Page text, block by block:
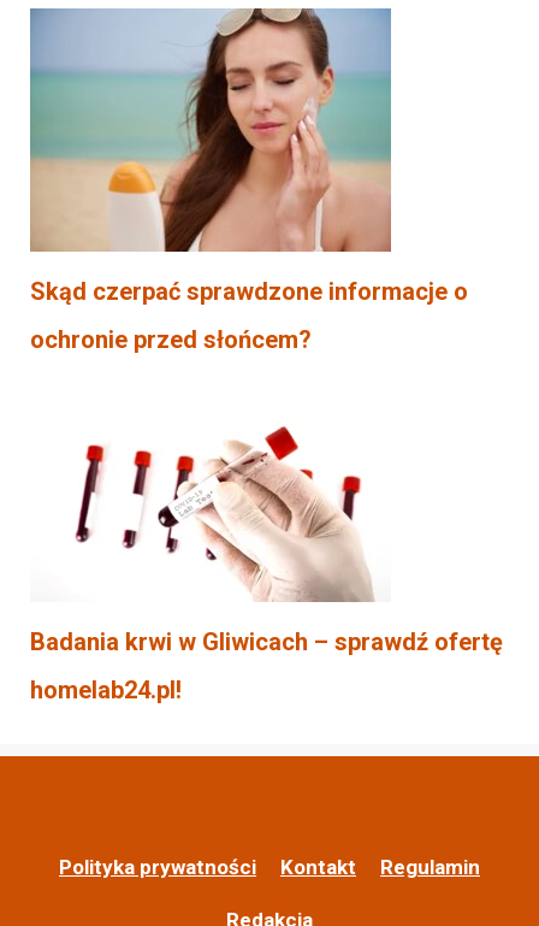
Skąd czerpać sprawdzone informacje o
ochronie przed słońcem?
Badania krwi w Gliwicach – sprawdź ofertę
homelab24.pl!
Polityka prywatności Kontakt Regulamin
Redakcja